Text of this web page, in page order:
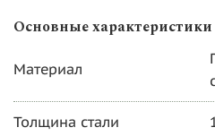
Основные характеристики
Материал
Толщина стали